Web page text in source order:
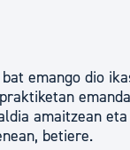
emango dio
amaitzean eta
betiere.